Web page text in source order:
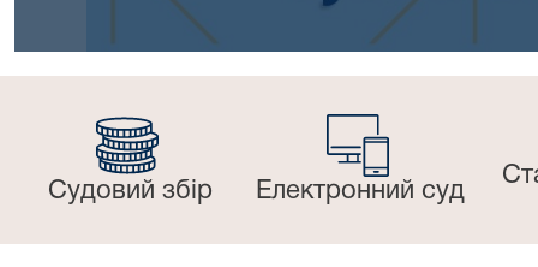
Судовий збір Електронний суд